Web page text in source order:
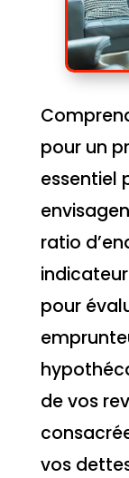
pour un
essentiel
ratio
pour
de vos
vos